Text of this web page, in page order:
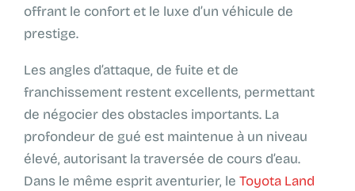
offrant le confort et le luxe d’un véhicule de
prestige.
Les angles d’attaque, de fuite et de
franchissement restent excellents, permettant
de négocier des obstacles importants. La
profondeur de gué est maintenue à un niveau
élevé, autorisant la traversée de cours d’eau.
Dans le même esprit aventurier, le Toyota Land